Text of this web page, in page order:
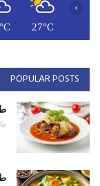
27°C
›
POPULAR POSTS